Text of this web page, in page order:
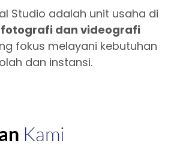
Studio adalah unit usaha di
dan videografi
fokus melayani kebutuhan
dan instansi.
Kami